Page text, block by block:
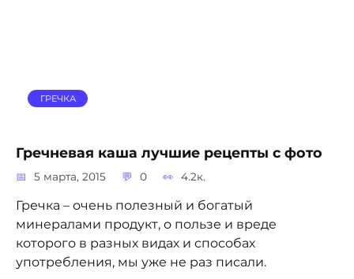
ГРЕЧКА
Гречневая каша лучшие рецепты с фото
5 марта, 2015 0 4.2к.
Гречка – очень полезный и богатый
минералами продукт, о пользе и вреде
которого в разных видах и способах
употребления, мы уже не раз писали.